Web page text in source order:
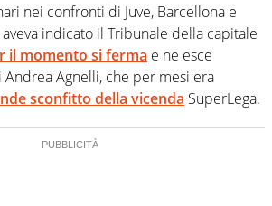
nei confronti di Juve, Barcellona e
aveva indicato il Tribunale della capitale
il momento si ferma e ne esce
Agnelli, che per mesi era
sconfitto della vicenda SuperLega.